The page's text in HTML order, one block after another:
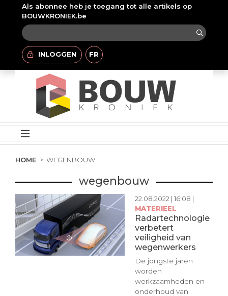
Als abonnee heb je toegang tot alle artikels op
BOUWKRONIEK.be
INLOGGEN FR
HOME WEGENBOUW
wegenbouw
22.08.2022 | 16:08 |
MATERIEEL
Radartechnologie
verbetert
veiligheid van
wegenwerkers
De jongste jaren
worden
werkzaamheden en
onderhoud van